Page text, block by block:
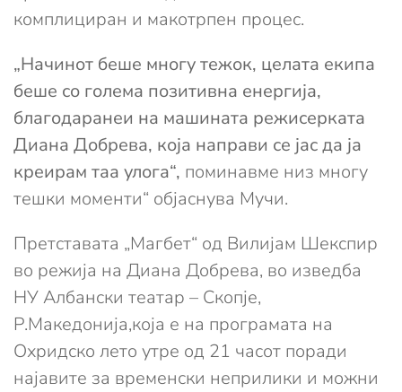
комплициран и макотрпен процес.
„Начинот беше многу тежок, целата екипа
беше со голема позитивна енергија,
благодаранеи на машината режисерката
Диана Добрева, која направи се јас да ја
креирам таа улога“, поминавме низ многу
тешки моменти“ објаснува Мучи.
Претставата „Магбет“ од Вилијам Шекспир
во режија на Диана Добрева, во изведба
НУ Албански театар – Скопје,
Р.Македонија,која е на програмата на
Охридско лето утре од 21 часот поради
најавите за временски неприлики и можни